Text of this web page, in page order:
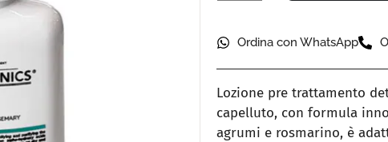
Ordina con WhatsApp
Lozione pre trattamento
capelluto, con formula
agrumi e rosmarino, è